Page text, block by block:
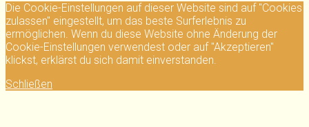
Die Cookie-Einstellungen auf dieser Website sind auf "Cookies
zulassen" eingestellt, um das beste Surferlebnis zu
ermöglichen. Wenn du diese Website ohne Änderung der
Cookie-Einstellungen verwendest oder auf "Akzeptieren"
klickst, erklärst du sich damit einverstanden.
Schließen